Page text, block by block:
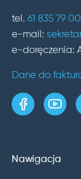
tel. 61 835 79 00
e-mail:
e-doręczenia:
Dane do
strona
Nawigacja